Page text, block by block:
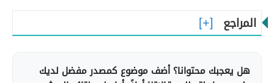
المراجع
هل يعجبك محتوانا؟ أضف موضوع كمصدر مفضل لديك